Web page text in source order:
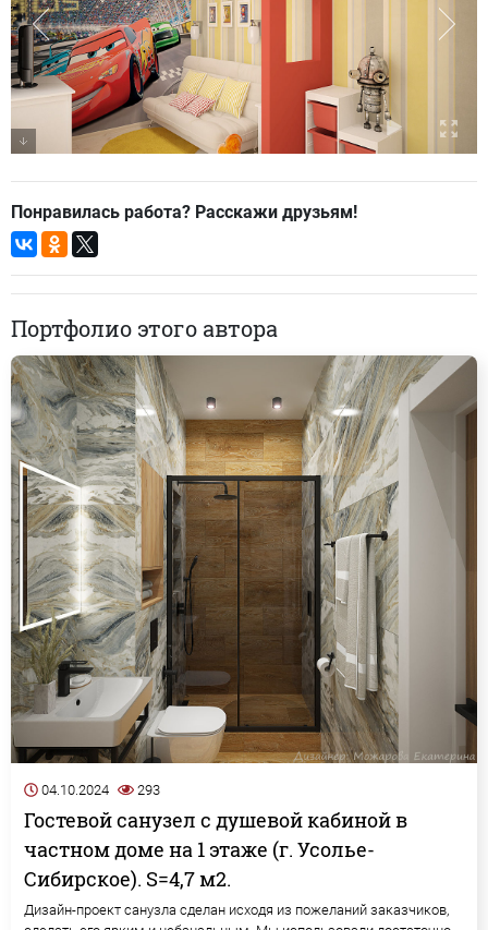
Понравилась работа? Расскажи друзьям!
Портфолио этого автора
04.10.2024 293
Гостевой санузел с душевой кабиной в
частном доме на 1 этаже (г. Усолье-
Сибирское). S=4,7 м2.
Дизайн-проект санузла сделан исходя из пожеланий заказчиков,